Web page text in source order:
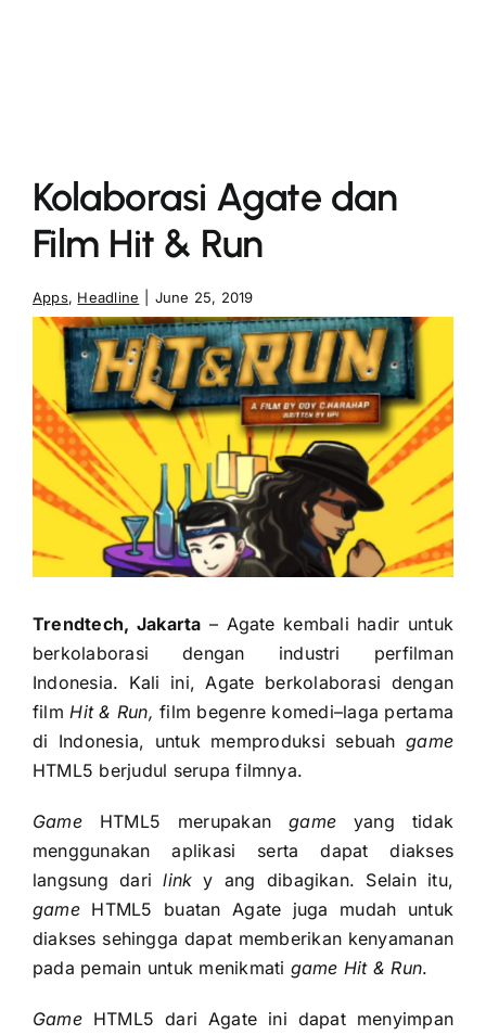
Kolaborasi Agate dan
Film Hit & Run
Apps, Headline June 25, 2019
Trendtech, Jakarta – Agate kembali hadir untuk
berkolaborasi dengan industri perfilman
Indonesia. Kali ini, Agate berkolaborasi dengan
film Hit & Run, film begenre komedi–laga pertama
di Indonesia, untuk memproduksi sebuahgame
HTML5 berjudul serupa filmnya.
GameHTML5 merupakangame yang tidak
menggunakan aplikasi serta dapat diakses
langsung darilink y ang dibagikan. Selain itu,
gameHTML5 buatan Agate juga mudah untuk
diakses sehingga dapat memberikan kenyamanan
pada pemain untuk menikmati game Hit & Run.
GameHTML5 dari Agate ini dapat menyimpan